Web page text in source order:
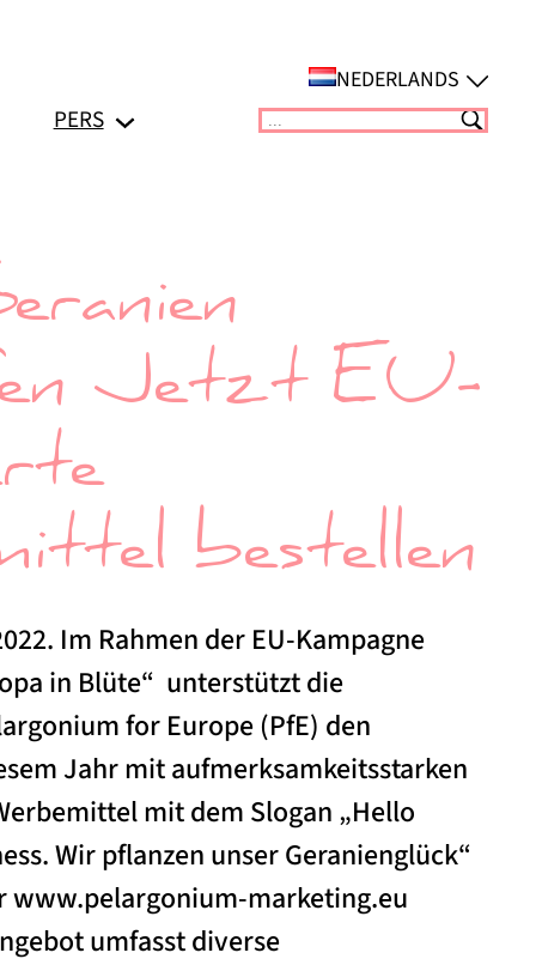
NEDERLANDS
PERS Suchen
Jetzt EU-
bestellen
Im Rahmen der EU-Kampagne
in Blüte“ unterstützt die
for Europe (PfE) den
Jahr mit aufmerksamkeitsstarken
mit dem Slogan „Hello
Wir pflanzen unser Geranienglück“
www.pelargonium-marketing.eu
umfasst diverse